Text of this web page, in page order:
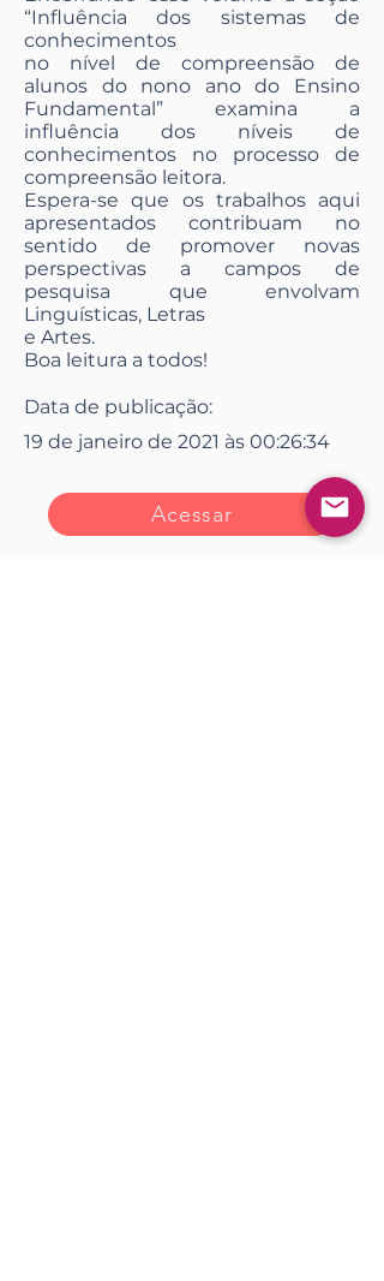
“Influência dos sistemas de
conhecimentos
no nível de compreensão de
alunos do nono ano do Ensino
Fundamental” examina a
influência dos níveis de
conhecimentos no processo de
compreensão leitora.
Espera-se que os trabalhos aqui
apresentados contribuam no
sentido de promover novas
perspectivas a campos de
pesquisa que envolvam
Linguísticas, Letras
e Artes.
Boa leitura a todos!
Data de publicação:
19 de janeiro de 2021 às 00:26:34
Acessar